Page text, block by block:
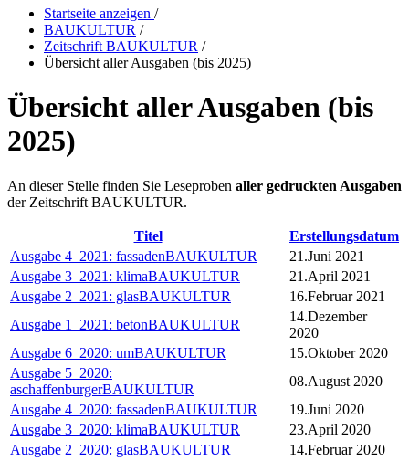
Startseite anzeigen /
BAUKULTUR /
Zeitschrift BAUKULTUR /
Übersicht aller Ausgaben (bis 2025)
Übersicht aller Ausgaben (bis
2025)
An dieser Stelle finden Sie Leseproben aller gedruckten Ausgaben
der Zeitschrift BAUKULTUR.
Titel
Erstellungsdatum
Ausgabe 4_2021: fassadenBAUKULTUR
21.Juni 2021
Ausgabe 3_2021: klimaBAUKULTUR
21.April 2021
Ausgabe 2_2021: glasBAUKULTUR
16.Februar 2021
Ausgabe 1_2021: betonBAUKULTUR
14.Dezember
2020
Ausgabe 6_2020: umBAUKULTUR
15.Oktober 2020
Ausgabe 5_2020:
aschaffenburgerBAUKULTUR
08.August 2020
Ausgabe 4_2020: fassadenBAUKULTUR
19.Juni 2020
Ausgabe 3_2020: klimaBAUKULTUR
23.April 2020
Ausgabe 2_2020: glasBAUKULTUR
14.Februar 2020